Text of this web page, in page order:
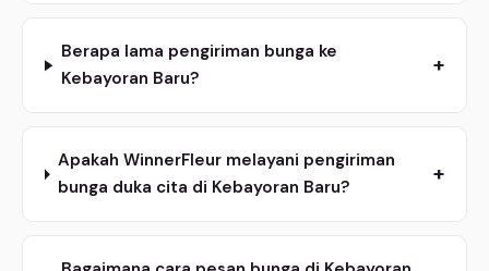
Berapa lama pengiriman bunga ke
Kebayoran Baru?
+
Apakah WinnerFleur melayani pengiriman
bunga duka cita di Kebayoran Baru?
+